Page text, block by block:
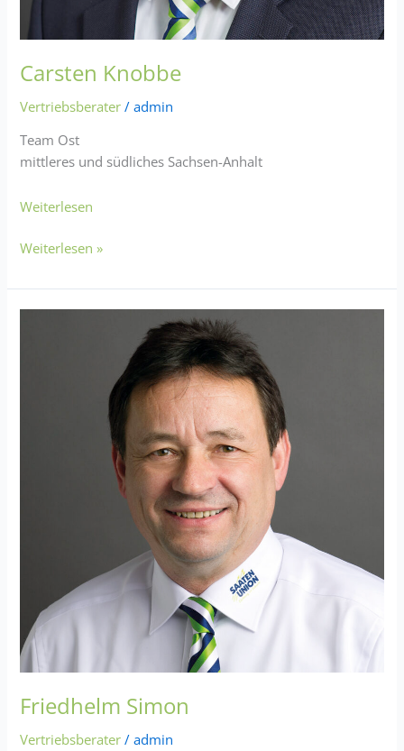
Carsten Knobbe
Vertriebsberater /admin
Team Ost
mittleres und südliches Sachsen-Anhalt
Weiterlesen
Weiterlesen »
Friedhelm Simon
Vertriebsberater /admin